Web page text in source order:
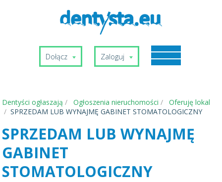
Dołącz Zaloguj
Dentyści ogłaszają Ogłoszenia nieruchomości
Oferuję lokal
SPRZEDAM LUB WYNAJMĘ GABINET STOMATOLOGICZNY
SPRZEDAM LUB WYNAJMĘ
GABINET
STOMATOLOGICZNY